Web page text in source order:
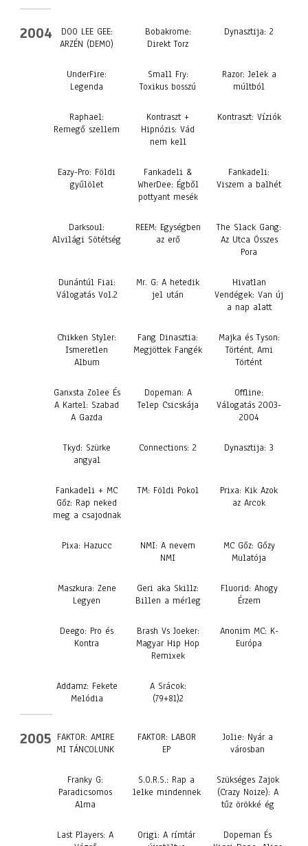
2004
DOO LEE GEE:
ARZÉN (DEMO)
Bobakrome:
Direkt Torz
Dynasztija: 2
UnderFire:
Legenda
Small Fry:
Toxikus bosszú
Razor: Jelek a
múltból
Raphael:
Remegő szellem
Kontraszt +
Hipnózis: Vád
nem kell
Kontraszt: Víziók
Eazy-Pro: Földi
gyűlölet
Fankadeli &
WherDee: Égből
pottyant mesék
Fankadeli:
Viszem a balhét
Darksoul:
Alvilági Sötétség
REEM: Egységben
az erő
The Slack Gang:
Az Utca Összes
Pora
Dunántúl Fiai:
Válogatás Vol.2
Mr. G: A hetedik
jel után
Hivatlan
Vendégek: Van új
a nap alatt
Chikken Styler:
Ismeretlen
Album
Fang Dinasztia:
Megjöttek Fangék
Majka és Tyson:
Történt, Ami
Történt
Ganxsta Zolee És
A Kartel: Szabad
A Gazda
Dopeman: A
Telep Csicskája
Offline:
Válogatás 2003-
2004
Tkyd: Szürke
angyal
Connections: 2 Dynasztija: 3
Fankadeli + MC
Gőz: Rap neked
meg a csajodnak
TM: Földi Pokol
Prixa: Kik Azok
az Arcok
Pixa: Hazucc
NMI: A nevem
NMI
MC Gőz: Gőzy
Mulatója
Maszkura: Zene
Legyen
Geri aka Skillz:
Billen a mérleg
Fluorid: Ahogy
Érzem
Deego: Pro és
Kontra
Brash Vs Joeker:
Magyar Hip Hop
Remixek
Anonim MC: K-
Európa
Addamz: Fekete
Melódia
A Srácok:
(79+81)2
2005 FAKTOR: AMIRE
MI TÁNCOLUNK
FAKTOR: LABOR
EP
Jolie: Nyár a
városban
Franky G:
Paradicsomos
Alma
S.O.R.S.: Rap a
lelke mindennek
Szükséges Zajok
(Crazy Noize): A
tűz örökké ég
Last Players: A
Origi: A rímtár
Dopeman És